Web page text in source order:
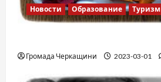
Новости Образование Туризм
Громада Черкащини 2023-03-01